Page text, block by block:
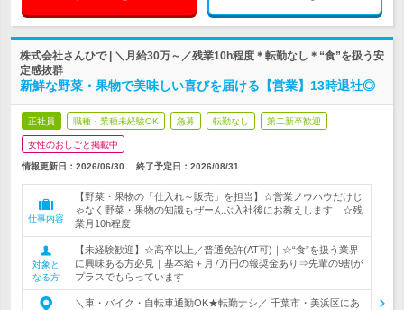
株式会社さんひで | ＼月給30万～／残業10h程度＊転勤なし＊“食”を扱う安
定感抜群
新鮮な野菜・果物で美味しい喜びを届ける【営業】13時退社◎
正社員 職種・業種未経験OK 急募 転勤なし 第二新卒歓迎
女性のおしごと掲載中
情報更新日：2026/06/30 終了予定日： 2026/08/31
仕事内容
【野菜・果物の「仕入れ～販売」を担当】☆営業ノウハウだけじ
ゃなく野菜・果物の知識もぜーんぶ入社後にお教えします ☆残
業月10h程度
対象と
なる方
【未経験歓迎】☆高卒以上／普通免許(AT可)｜☆“食”を扱う業界
に興味ある方必見｜基本給＋月7万円の報奨金あり⇒先輩の9割が
プラスでもらっています
＼車・バイク・自転車通勤OK★転勤ナシ／ 千葉市・美浜区にあ